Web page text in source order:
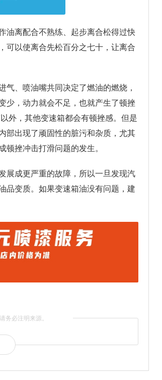
油离配合不熟练、起步离合松得过快
可以使离合先松百分之七十，让离合
、喷油嘴共同决定了燃油的燃烧，
少，动力就会不足，也就产生了顿挫
外，其他变速箱都会有顿挫感。但是
部出现了顽固性的脏污和杂质，尤其
挫冲击打滑问题的发生。
展成更严重的故障，所以一旦发现汽
品变质。如果变速箱油没有问题，建
务必注明来源。